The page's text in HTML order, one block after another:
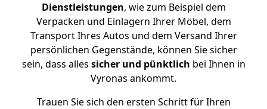
Dienstleistungen, wie zum Beispiel dem
Verpacken und Einlagern Ihrer Möbel, dem
Transport Ihres Autos und dem Versand Ihrer
persönlichen Gegenstände, können Sie sicher
sein, dass alles sicher und pünktlich bei Ihnen in
Vyronas ankommt.
Trauen Sie sich den ersten Schritt für Ihren